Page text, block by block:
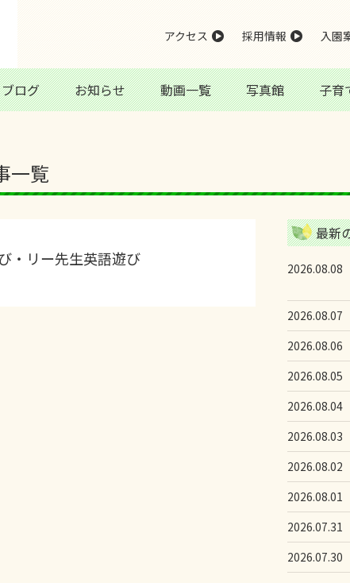
ブログ お知らせ 動画一覧 写真館 子育
アクセス 採用情報 入園
一覧
・リー先生英語遊び
最新
2026.08.08
2026.08.07
2026.08.06
2026.08.05
2026.08.04
2026.08.03
2026.08.02
2026.08.01
2026.07.31
2026.07.30